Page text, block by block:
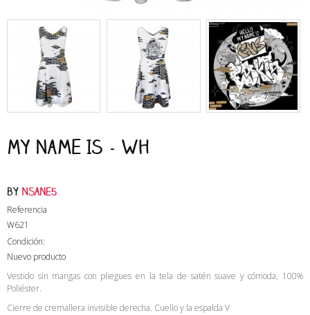
My Name Is - Wh
by Nsane5
Referencia
W621
Condición:
Nuevo producto
Vestido sin mangas con pliegues en la tela de satén suave y cómoda, 100%
Poliéster.
Cierre de cremallera invisible derecha. Cuello y la espalda V